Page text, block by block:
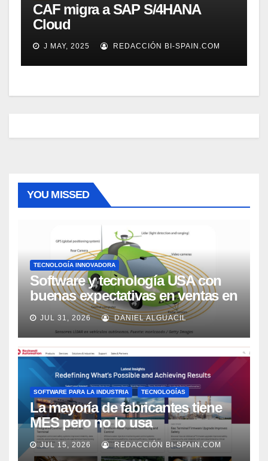
CAF migra a SAP S/4HANA
Cloud
J MAY, 2025 REDACCIÓN BI-SPAIN.COM
YOU MISSED
TECNOLOGÍA INNOVADORA
Software y tecnología USA con
buenas expectativas en ventas en
los próximos 2 años, según
Market Watch
JUL 31, 2026 DANIEL ALGUACIL
SOFTWARE PARA LA INDUSTRIA TECNOLOGÍAS
La mayoría de fabricantes tiene
MES pero no lo usa
adecuadamente, según Rockwell
Automation
JUL 15, 2026 REDACCIÓN BI-SPAIN.COM